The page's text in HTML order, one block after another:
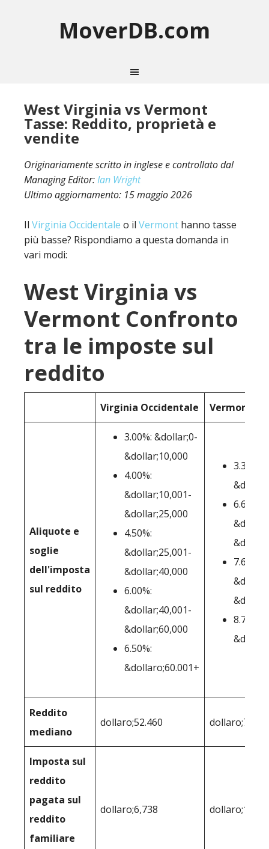
MoverDB.com
West Virginia vs Vermont
Tasse: Reddito, proprietà e
vendite
Originariamente scritto in inglese e controllato dal
Managing Editor:Ian Wright
Ultimo aggiornamento: 15 maggio 2026
Il Virginia Occidentale o il Vermont hanno tasse
più basse? Rispondiamo a questa domanda in
vari modi:
West Virginia vs
Vermont Confronto
tra le imposte sul
reddito
Virginia Occidentale Vermont
Aliquote e
soglie
dell'imposta
sul reddito
3.00%: &dollar;0-
&dollar;10,000
4.00%:
&dollar;10,001-
&dollar;25,000
4.50%:
&dollar;25,001-
&dollar;40,000
6.00%:
&dollar;40,001-
&dollar;60,000
6.50%:
&dollaro;60.001+
3.35%:
6.60%:
7.60%:
8.75%:
Reddito
mediano
dollaro;52.460
Imposta sul
reddito
pagata sul
reddito
familiare
dollaro;6,738